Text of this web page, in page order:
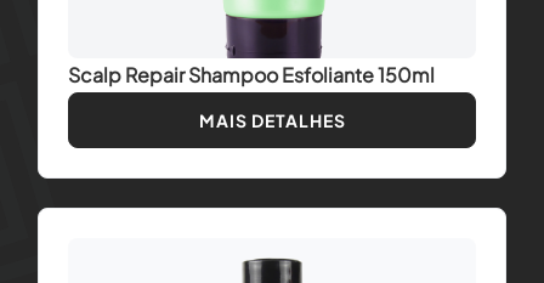
Scalp Repair Shampoo Esfoliante 150ml
MAIS DETALHES